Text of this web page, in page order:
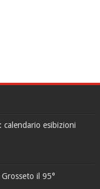
calendario esibizioni
il 95°